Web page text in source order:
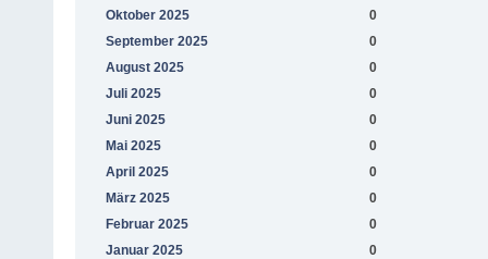
Oktober 2025
0
September 2025
0
August 2025
0
Juli 2025
0
Juni 2025
0
Mai 2025
0
April 2025
0
März 2025
0
Februar 2025
0
Januar 2025
0